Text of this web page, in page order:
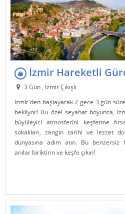
İzmir Hareketli Gürcistan
3 Gün , İzmir Çıkışlı
İzmir'den başlayarak 2 gece 3 gün
bekliyor! Bu özel seyahat boyunca,
büyüleyici atmosferini keşfetme
sokakları, zengin tarihi ve lezzet
dünyasına adım atın. Bu benzersiz
anılar biriktirin ve keşfe çıkın!